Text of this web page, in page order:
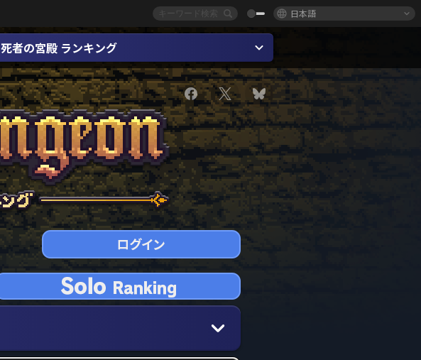
日本語
死者の宮殿 ランキング